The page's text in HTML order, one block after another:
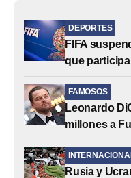
DEPORTES
FIFA
que
FAMOSOS
Leonardo
millones a
Rusia y